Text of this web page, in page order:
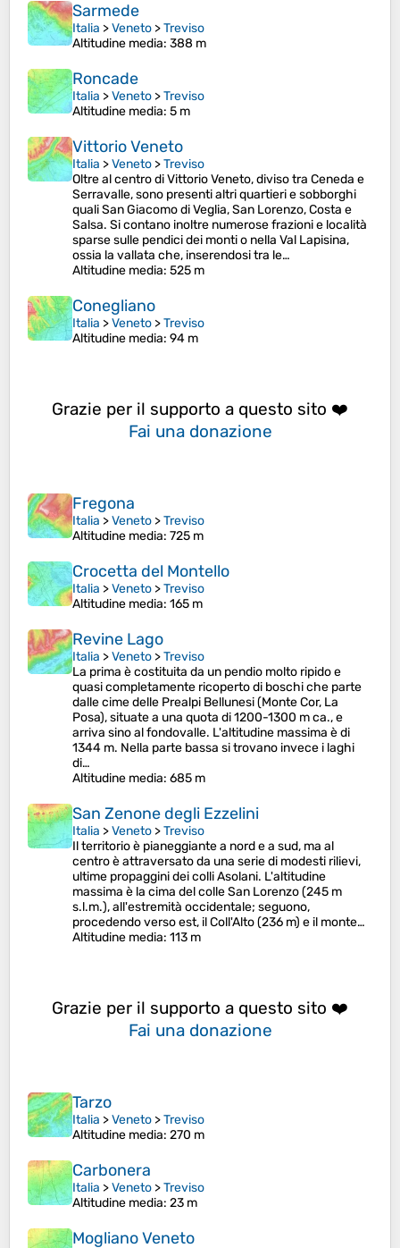
Sarmede
Italia >Veneto >Treviso
Altitudine media: 388 m
Roncade
Italia >Veneto >Treviso
Altitudine media: 5 m
Vittorio Veneto
Italia >Veneto >Treviso
Oltre al centro di Vittorio Veneto, diviso tra Ceneda e
Serravalle, sono presenti altri quartieri e sobborghi
quali San Giacomo di Veglia, San Lorenzo, Costa e
Salsa. Si contano inoltre numerose frazioni e località
sparse sulle pendici dei monti o nella Val Lapisina,
ossia la vallata che, inserendosi tra le…
Altitudine media: 525 m
Conegliano
Italia >Veneto >Treviso
Altitudine media: 94 m
Grazie per il supporto a questo sito ❤️
Fai una donazione
Fregona
Italia >Veneto >Treviso
Altitudine media: 725 m
Crocetta del Montello
Italia >Veneto >Treviso
Altitudine media: 165 m
Revine Lago
Italia >Veneto >Treviso
La prima è costituita da un pendio molto ripido e
quasi completamente ricoperto di boschi che parte
dalle cime delle Prealpi Bellunesi (Monte Cor, La
Posa), situate a una quota di 1200-1300 m ca., e
arriva sino al fondovalle. L'altitudine massima è di
1344 m. Nella parte bassa si trovano invece i laghi
di…
Altitudine media: 685 m
San Zenone degli Ezzelini
Italia >Veneto >Treviso
Il territorio è pianeggiante a nord e a sud, ma al
centro è attraversato da una serie di modesti rilievi,
ultime propaggini dei colli Asolani. L'altitudine
massima è la cima del colle San Lorenzo (245 m
s.l.m.), all'estremità occidentale; seguono,
procedendo verso est, il Coll'Alto (236 m) e il monte…
Altitudine media: 113 m
Grazie per il supporto a questo sito ❤️
Fai una donazione
Tarzo
Italia >Veneto >Treviso
Altitudine media: 270 m
Carbonera
Italia >Veneto >Treviso
Altitudine media: 23 m
Mogliano Veneto